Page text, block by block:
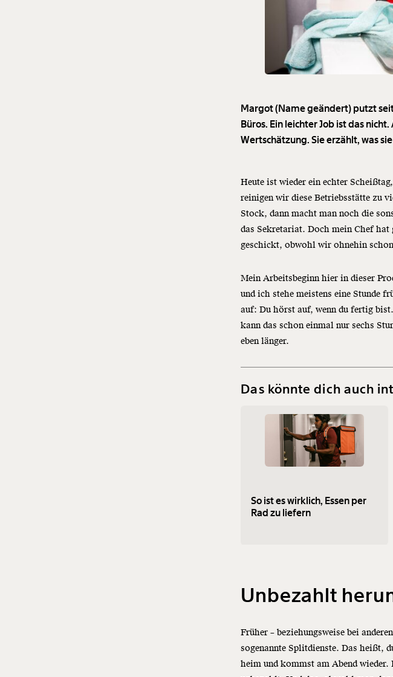
Margot (Name geändert) putzt
Büros. Ein leichter Job ist das
Wertschätzung. Sie erzählt, was
Heute ist wieder ein echter
reinigen wir diese Betriebsstätte zu
Stock, dann macht man noch die
das Sekretariat. Doch mein Chef
geschickt, obwohl wir ohnehin
Mein Arbeitsbeginn hier in dieser
und ich stehe meistens eine Stunde
auf: Du hörst auf, wenn du fertig
kann das schon einmal nur sechs
eben länger.
Das könnte dich auch
So ist es wirklich, Essen per
Rad zu liefern
Unbezahlt
Früher – beziehungsweise bei
sogenannte Splitdienste. Das heißt,
heim und kommst am Abend